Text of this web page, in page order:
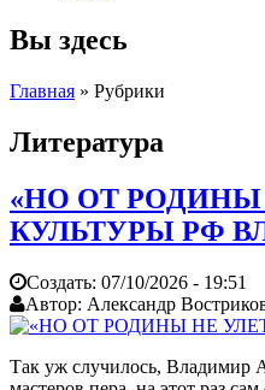
Вы здесь
Главная » Рубрики
Литература
«НО ОТ
КУЛЬТУРЫ РФ
Создать: 07/10/2026 - 19:51
Автор: Александр
Так уж случилось, Владимир